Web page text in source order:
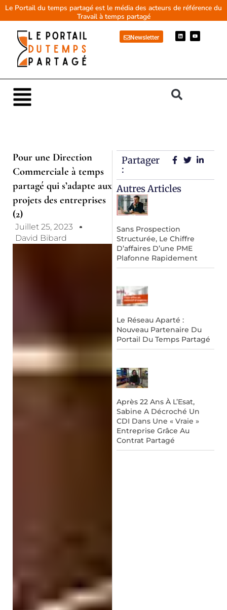
AllerLe Portail du temps partagé est le média des acteurs de référence du
Travail à temps partagé
Newsletter
L
i
n
Y
o
u
Main
Menu
Pour une Direction
Commerciale à temps
partagé qui s’adapte aux
projets des entreprises
(2)
Juillet 25, 2023
David Bibard
Partager
:
Autres Articles
Sans Prospection
Structurée, Le Chiffre
D’affaires D’une PME
Plafonne Rapidement
Le Réseau Aparté :
Nouveau Partenaire Du
Portail Du Temps Partagé
Après 22 Ans À L’Esat,
Sabine A Décroché Un
CDI Dans Une « Vraie »
Entreprise Grâce Au
Contrat Partagé